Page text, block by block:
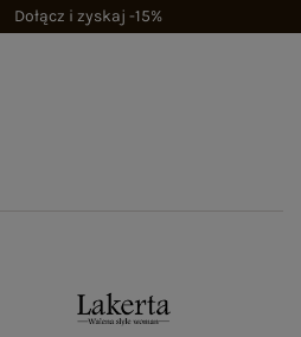
Dołącz i zyskaj -15%